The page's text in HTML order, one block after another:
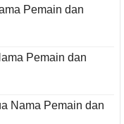
Pemain dan
Pemain dan
Nama Pemain dan